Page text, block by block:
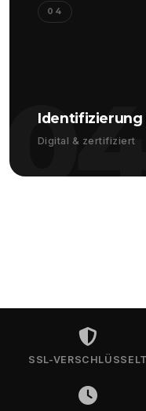
04
Digital & zertifiziert
SSL-VERSCHLÜSSELT